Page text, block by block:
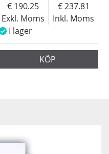
Exkl. Moms
190.25
Inkl. Moms
237.81
I lager
KÖP